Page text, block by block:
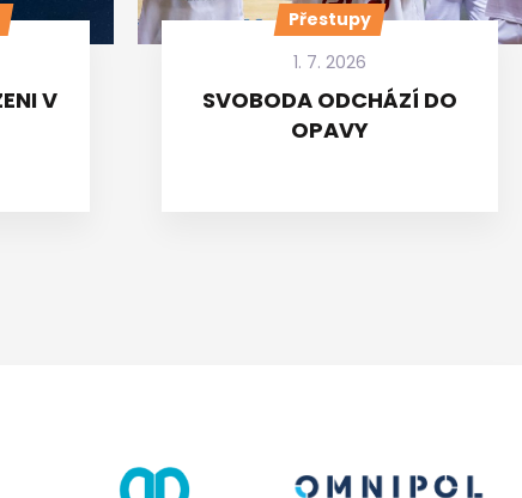
V
Přestupy
1. 7. 2026
SVOBODA ODCHÁZÍ DO
OPAVY